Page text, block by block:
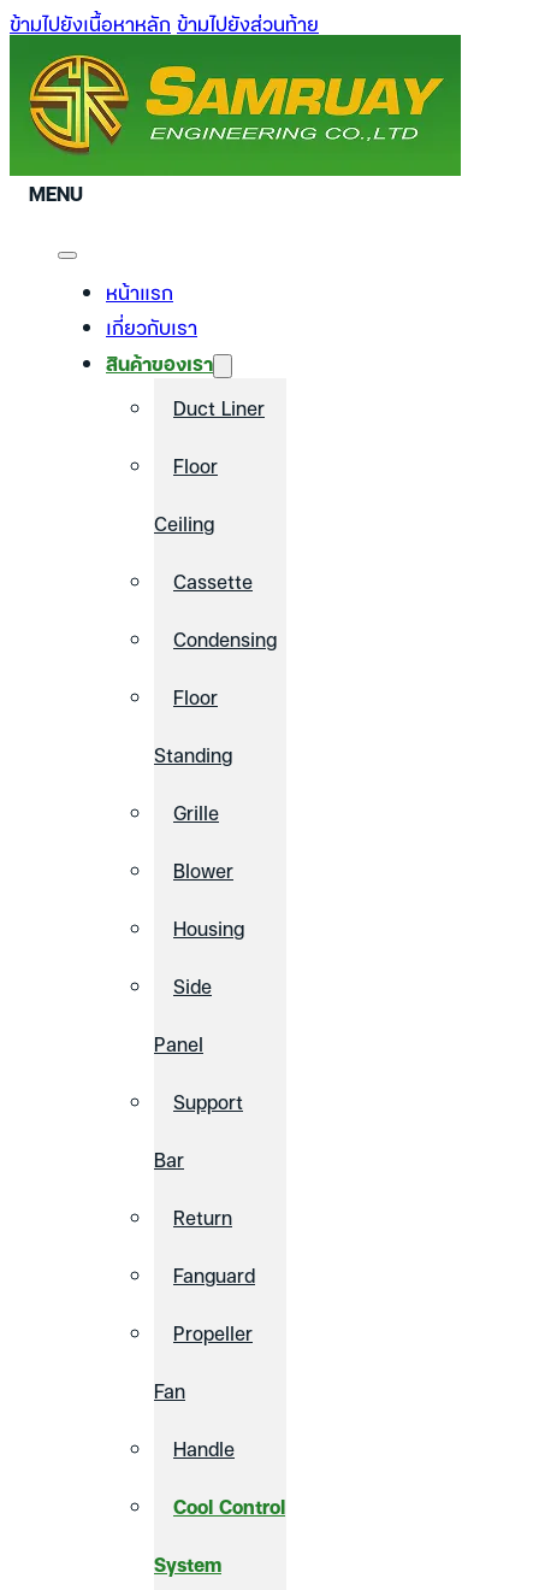
ข้ามไปยังเนื้อหาหลัก ข้ามไปยังส่วนท้าย
MENU
หน้าแรก
เกี่ยวกับเรา
สินค้าของเรา
Duct Liner
Floor
Ceiling
Cassette
Condensing
Floor
Standing
Grille
Blower
Housing
Side
Panel
Support
Bar
Return
Fanguard
Propeller
Fan
Handle
Cool Control
System